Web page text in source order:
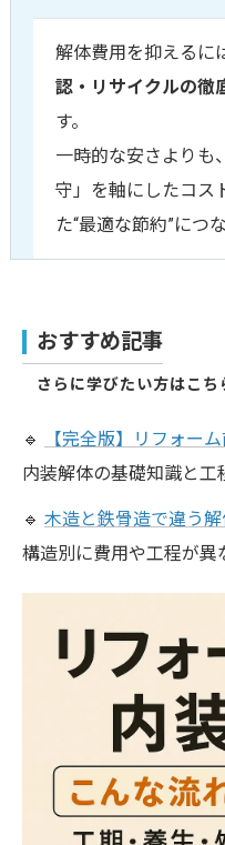
解体費用を抑えるに
認・リサイクルの徹
す。
一時的な安さよりも
守」を軸にしたコス
た“最適な節約”につ
おすすめ記事
さらに学びたい方はこち
🔹
【完全版】リフォー
内装解体の基礎知識と工
🔹 木造と鉄骨造で違う
構造別に費用や工程が異